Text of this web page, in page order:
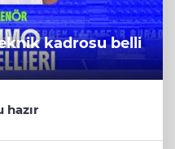
kadrosu belli
hazır